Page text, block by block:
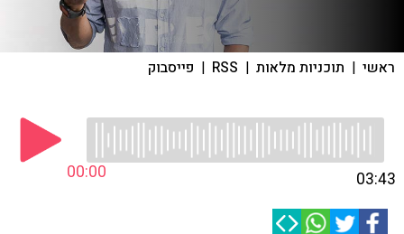
ראשי | תוכניות מלאות |
RSS
| פייסבוק
00:00 03:43